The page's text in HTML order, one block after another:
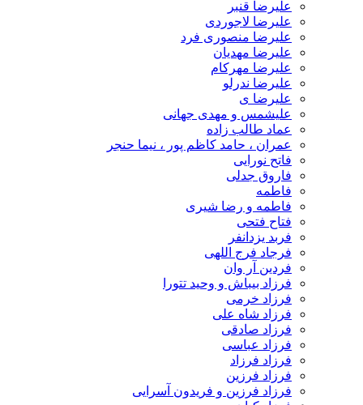
علیرضا قنبر
علیرضا لاجوردی
علیرضا منصوری فرد
علیرضا مهدیان
علیرضا مهرکام
علیرضا ندرلو
علیرضا ی
علیشمس و مهدی جهانی
عماد طالب زاده
عمران ، حامد کاظم پور ، نیما حنجر
فاتح نورایی
فاروق جدلی
فاطمه
فاطمه و رضا شیری
فتاح فتحی
فربد یزدانفر
فرجاد فرج اللهی
فردین آر وان
فرزاد بیباش و وحید تتورا
فرزاد خرمی
فرزاد شاه علی
فرزاد صادقی
فرزاد عباسی
فرزاد فرزاد
فرزاد فرزین
فرزاد فرزین و فریدون آسرایی